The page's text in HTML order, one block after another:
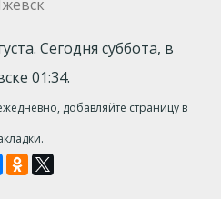
Сегодня суббота, в
01:34.
добавляйте страницу в